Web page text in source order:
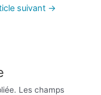
suivant →
Les champs